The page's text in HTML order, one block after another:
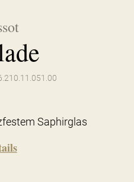
Saphirglas